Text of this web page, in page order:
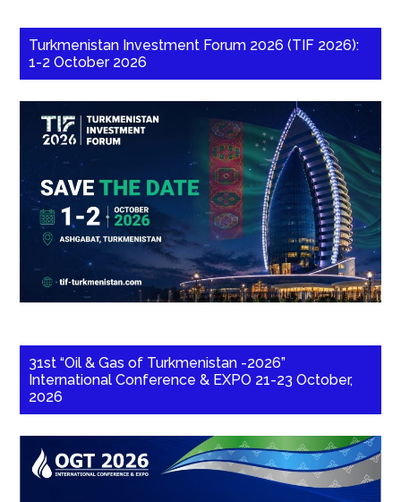
Turkmenistan Investment Forum 2026 (TIF 2026):
1-2 October 2026
31st “Oil & Gas of Turkmenistan -2026”
International Conference & EXPO 21-23 October,
2026